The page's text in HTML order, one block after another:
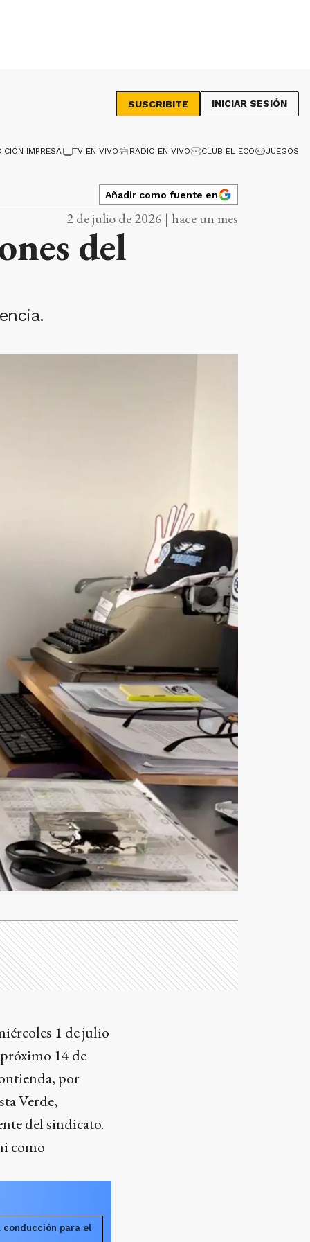
SUSCRIBITE INICIAR SESIÓN
IMPRESA TV EN VIVO RADIO EN VIVO CLUB EL ECO JUEGOS
Añadir como fuente en
2 de julio de 2026 | hace un mes
del
1 de julio
14 de
por
Verde,
del sindicato.
como
conducción para el